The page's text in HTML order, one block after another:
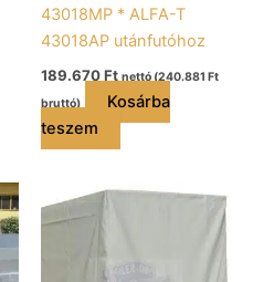
43018MP * ALFA-T
43018AP utánfutóhoz
189.670Ft nettó (240.881 Ft
bruttó)
Kosárba
teszem